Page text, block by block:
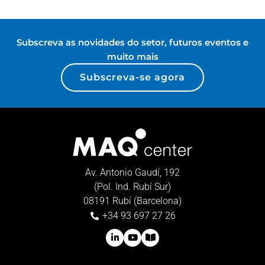
Subscreva as novidades do setor, futuros eventos e
muito mais
Subscreva-se agora
Av. Antonio Gaudí, 192
(Pol. Ind. Rubí Sur)
08191 Rubí (Barcelona)
+34 93 697 27 26